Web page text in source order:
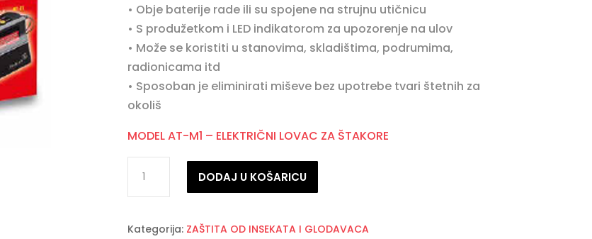
• Obje baterije rade ili su spojene na strujnu utičnicu
• S produžetkom i LED indikatorom za upozorenje na ulov
• Može se koristiti u stanovima, skladištima, podrumima,
radionicama itd
• Sposoban je eliminirati miševe bez upotrebe tvari štetnih za
okoliš
MODEL AT-M1 – ELEKTRIČNI LOVAC ZA ŠTAKORE
Elektrificirana
zamka
miševe
DODAJ U KOŠARICU
Kategorija: ZAŠTITA OD INSEKATA I GLODAVACA